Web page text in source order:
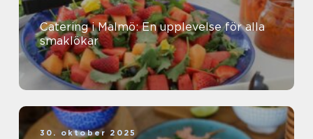
Catering i Malmö: En upplevelse för alla
smaklökar
30. oktober 2025